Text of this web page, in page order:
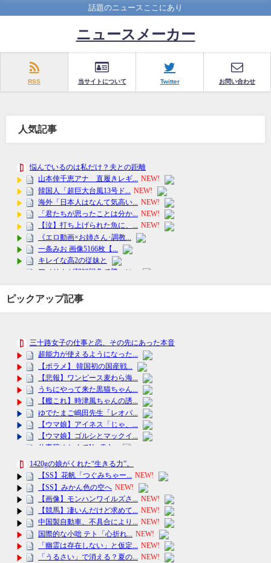
話題のニュースここにあり
ニュースメーカー
RSS 当サイトについて Twitter お問い合わせ
人気記事
ピックアップ記事